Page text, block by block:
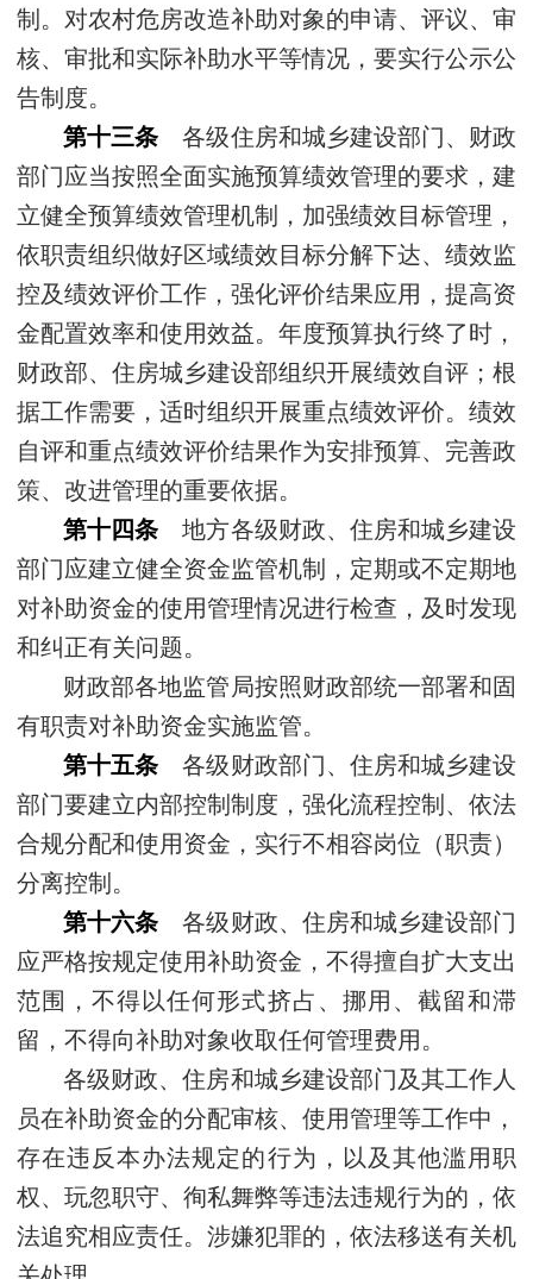
制。对农村危房改造补助对象的申请、评议、审
核、审批和实际补助水平等情况，要实行公示公
告制度。
第十三条 各级住房和城乡建设部门、财政
部门应当按照全面实施预算绩效管理的要求，建
立健全预算绩效管理机制，加强绩效目标管理，
依职责组织做好区域绩效目标分解下达、绩效监
控及绩效评价工作，强化评价结果应用，提高资
金配置效率和使用效益。年度预算执行终了时，
财政部、住房城乡建设部组织开展绩效自评；根
据工作需要，适时组织开展重点绩效评价。绩效
自评和重点绩效评价结果作为安排预算、完善政
策、改进管理的重要依据。
第十四条 地方各级财政、住房和城乡建设
部门应建立健全资金监管机制，定期或不定期地
对补助资金的使用管理情况进行检查，及时发现
和纠正有关问题。
财政部各地监管局按照财政部统一部署和固
有职责对补助资金实施监管。
第十五条 各级财政部门、住房和城乡建设
部门要建立内部控制制度，强化流程控制、依法
合规分配和使用资金，实行不相容岗位（职责）
分离控制。
第十六条 各级财政、住房和城乡建设部门
应严格按规定使用补助资金，不得擅自扩大支出
范围，不得以任何形式挤占、挪用、截留和滞
留，不得向补助对象收取任何管理费用。
各级财政、住房和城乡建设部门及其工作人
员在补助资金的分配审核、使用管理等工作中，
存在违反本办法规定的行为，以及其他滥用职
权、玩忽职守、徇私舞弊等违法违规行为的，依
法追究相应责任。涉嫌犯罪的，依法移送有关机